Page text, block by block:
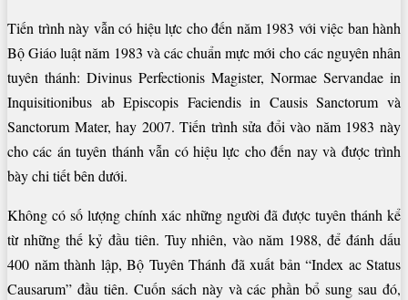
Tiến trình này vẫn có hiệu lực cho đến năm 1983 với việc ban hành
Bộ Giáo luật năm 1983 và các chuẩn mực mới cho các nguyên nhân
tuyên thánh: Divinus Perfectionis Magister, Normae Servandae in
Inquisitionibus ab Episcopis Faciendis in Causis Sanctorum và
Sanctorum Mater, hay 2007. Tiến trình sửa đổi vào năm 1983 này
cho các án tuyên thánh vẫn có hiệu lực cho đến nay và được trình
bày chi tiết bên dưới.
Không có số lượng chính xác những người đã được tuyên thánh kể
từ những thế kỷ đầu tiên. Tuy nhiên, vào năm 1988, để đánh dấu
400 năm thành lập, Bộ Tuyên Thánh đã xuất bản “Index ac Status
Causarum” đầu tiên. Cuốn sách này và các phần bổ sung sau đó,